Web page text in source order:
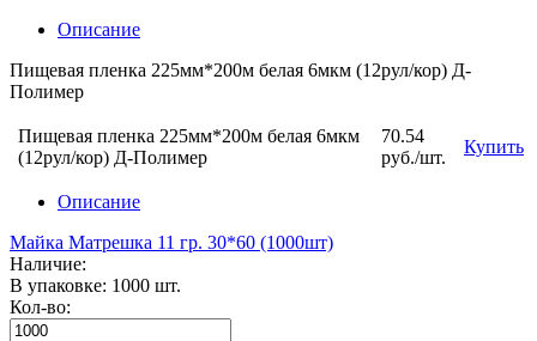
Описание
Пищевая пленка 225мм*200м белая 6мкм (12рул/кор) Д-
Полимер
Пищевая пленка 225мм*200м белая 6мкм
(12рул/кор) Д-Полимер
70.54
руб./шт.
Купить
Описание
Майка Матрешка 11 гр. 30*60 (1000шт)
Наличие:
В упаковке: 1000 шт.
Кол-во: